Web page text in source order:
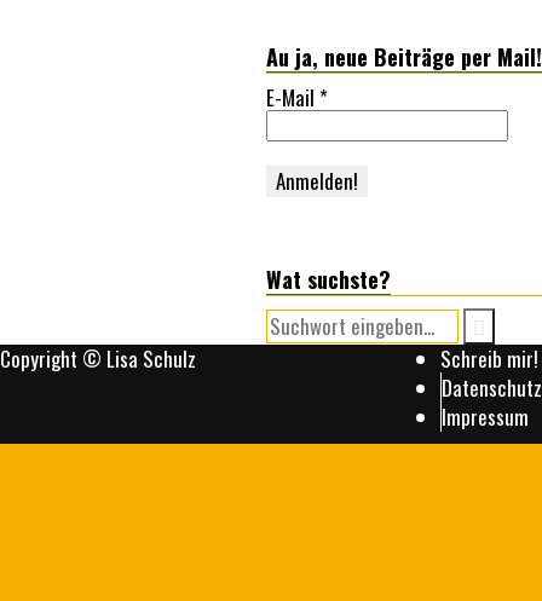
Au ja, neue Beiträge per Mail!
E-Mail *
Wat suchste?
Schreib mir!
Datenschutz
Impressum
Copyright © Lisa Schulz